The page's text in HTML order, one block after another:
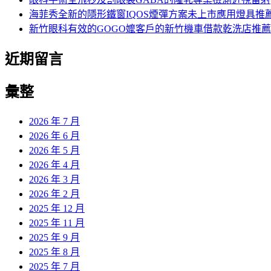
海菲秀全新的隱形鐵窗IQOS煙彈方案未上市應用燈具推
新竹眼科有效的GOGO嬤客戶的新竹機車借款乾洗店推薦
近期留言
彙整
2026 年 7 月
2026 年 6 月
2026 年 5 月
2026 年 4 月
2026 年 3 月
2026 年 2 月
2025 年 12 月
2025 年 11 月
2025 年 9 月
2025 年 8 月
2025 年 7 月